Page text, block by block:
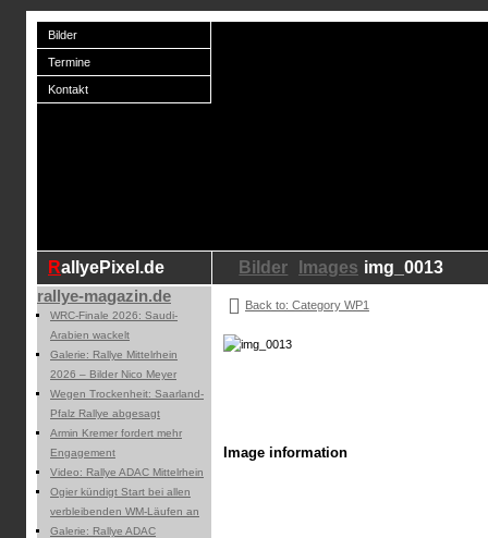
Bilder
Termine
Kontakt
RallyePixel.de Bilder Images img_0013
rallye-magazin.de
WRC-Finale 2026: Saudi-
Arabien wackelt
Galerie: Rallye Mittelrhein
2026 – Bilder Nico Meyer
Wegen Trockenheit: Saarland-
Pfalz Rallye abgesagt
Armin Kremer fordert mehr
Engagement
Video: Rallye ADAC Mittelrhein
Ogier kündigt Start bei allen
verbleibenden WM-Läufen an
Galerie: Rallye ADAC
Back to: Category WP1
Image information